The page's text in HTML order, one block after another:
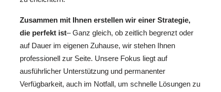
Zusammen mit Ihnen erstellen wir einer Strategie,
die perfekt ist– Ganz gleich, ob zeitlich begrenzt oder
auf Dauer im eigenen Zuhause, wir stehen Ihnen
professionell zur Seite. Unsere Fokus liegt auf
ausführlicher Unterstützung und permanenter
Verfügbarkeit, auch im Notfall, um schnelle Lösungen zu